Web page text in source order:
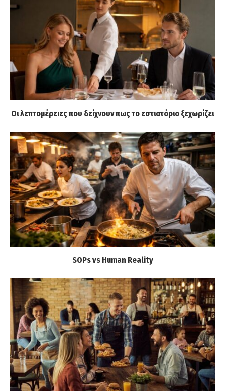
Οι λεπτομέρειες που δείχνουν πως το εστιατόριο ξεχωρίζει
SOPs vs Human Reality